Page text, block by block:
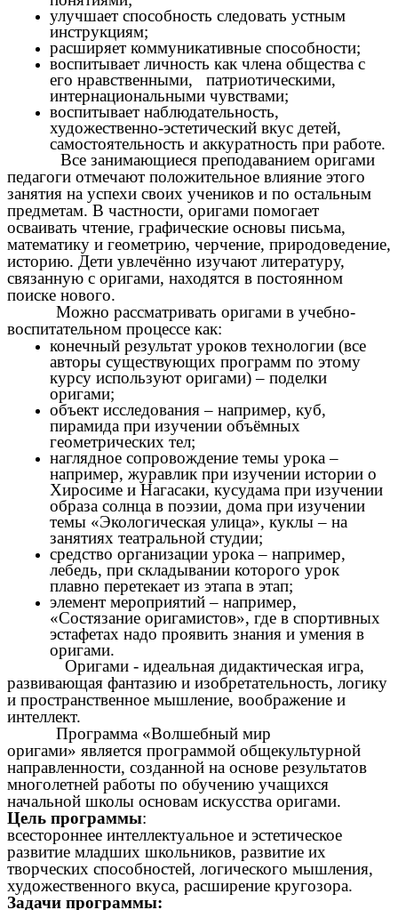
улучшает способность следовать устным
инструкциям;
расширяет коммуникативные способности;
воспитывает личность как члена общества с
его нравственными, патриотическими,
интернациональными чувствами;
воспитывает наблюдательность,
художественно-эстетический вкус детей,
самостоятельность и аккуратность при работе.
Все занимающиеся преподаванием оригами
педагоги отмечают положительное влияние этого
занятия на успехи своих учеников и по остальным
предметам. В частности, оригами помогает
осваивать чтение, графические основы письма,
математику и геометрию, черчение, природоведение,
историю. Дети увлечённо изучают литературу,
связанную с оригами, находятся в постоянном
поиске нового.
Можно рассматривать оригами в учебно-
воспитательном процессе как:
конечный результат уроков технологии (все
авторы существующих программ по этому
курсу используют оригами) – поделки
оригами;
объект исследования – например, куб,
пирамида при изучении объёмных
геометрических тел;
наглядное сопровождение темы урока –
например, журавлик при изучении истории о
Хиросиме и Нагасаки, кусудама при изучении
образа солнца в поэзии, дома при изучении
темы «Экологическая улица», куклы – на
занятиях театральной студии;
средство организации урока – например,
лебедь, при складывании которого урок
плавно перетекает из этапа в этап;
элемент мероприятий – например,
«Состязание оригамистов», где в спортивных
эстафетах надо проявить знания и умения в
оригами.
Оригами - идеальная дидактическая игра,
развивающая фантазию и изобретательность, логику
и пространственное мышление, воображение и
интеллект.
Программа «Волшебный мир
оригами» является программой общекультурной
направленности, созданной на основе результатов
многолетней работы по обучению учащихся
начальной школы основам искусства оригами.
Цель программы:
всестороннее интеллектуальное и эстетическое
развитие младших школьников, развитие их
творческих способностей, логического мышления,
художественного вкуса, расширение кругозора.
Задачи программы: